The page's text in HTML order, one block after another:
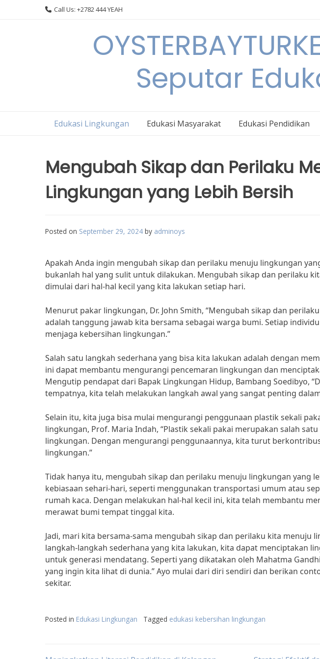
Call Us: +2782 444 YEAH
Seputar
Edukasi Lingkungan Edukasi Masyarakat Edukasi Pendidikan
Mengubah Sikap dan Perilaku
Lingkungan yang Lebih Bersih
Posted on September 29, 2024 by adminoys
Apakah Anda ingin mengubah sikap dan perilaku menuju lingkungan
bukanlah hal yang sulit untuk dilakukan. Mengubah sikap dan perilaku
dimulai dari hal-hal kecil yang kita lakukan setiap hari.
Menurut pakar lingkungan, Dr. John Smith, “Mengubah sikap dan
adalah tanggung jawab kita bersama sebagai warga bumi. Setiap
menjaga kebersihan lingkungan.”
Salah satu langkah sederhana yang bisa kita lakukan adalah dengan
ini dapat membantu mengurangi pencemaran lingkungan dan
Mengutip pendapat dari Bapak Lingkungan Hidup, Bambang Soedibyo,
tempatnya, kita telah melakukan langkah awal yang sangat penting
Selain itu, kita juga bisa mulai mengurangi penggunaan plastik sekali
lingkungan, Prof. Maria Indah, “Plastik sekali pakai merupakan salah
lingkungan. Dengan mengurangi penggunaannya, kita turut
lingkungan.”
Tidak hanya itu, mengubah sikap dan perilaku menuju lingkungan yang
kebiasaan sehari-hari, seperti menggunakan transportasi umum atau
rumah kaca. Dengan melakukan hal-hal kecil ini, kita telah membantu
merawat bumi tempat tinggal kita.
Jadi, mari kita bersama-sama mengubah sikap dan perilaku kita menuju
langkah-langkah sederhana yang kita lakukan, kita dapat menciptakan
untuk generasi mendatang. Seperti yang dikatakan oleh Mahatma
yang ingin kita lihat di dunia.” Ayo mulai dari diri sendiri dan berikan
sekitar.
Posted in Edukasi Lingkungan Tagged edukasi kebersihan lingkungan